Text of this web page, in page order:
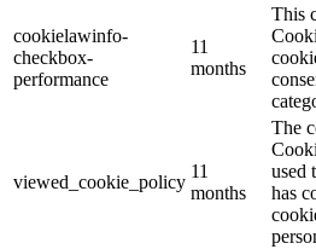
cookielawinfo-
checkbox-
performance
11
months
This
viewed_cookie_policy
11
months
The
used
has